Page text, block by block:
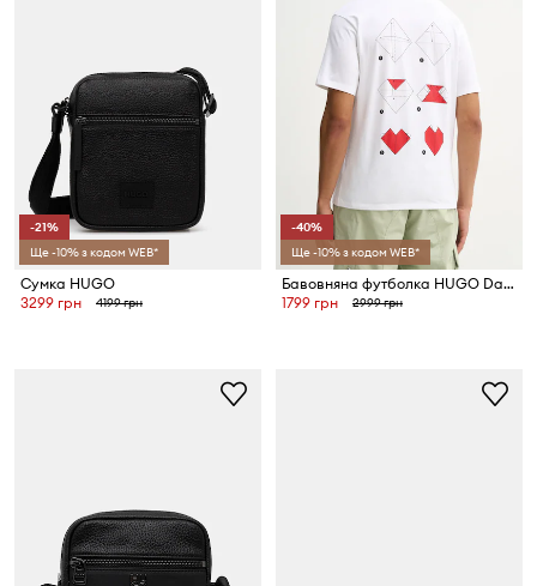
-21%
Ще -10% з кодом WEB*
Сумка HUGO
3299 грн
4199 грн
-40%
Ще -10% з кодом WEB*
Бавовняна футболка HUGO Dalentin
1799 грн
2999 грн